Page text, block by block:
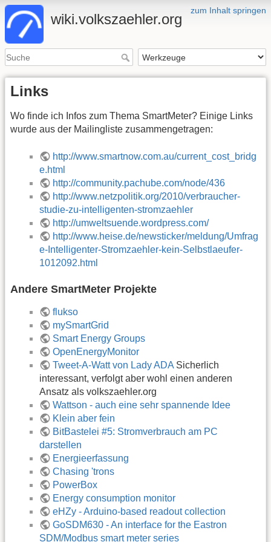
zum Inhalt springen
wiki.volkszaehler.org
Links
Wo finde ich Infos zum Thema SmartMeter? Einige Links
wurde aus der Mailingliste zusammengetragen:
http://www.smartnow.com.au/current_cost_bridg
e.html
http://community.pachube.com/node/436
http://www.netzpolitik.org/2010/verbraucher-
studie-zu-intelligenten-stromzaehler
http://umweltsuende.wordpress.com/
http://www.heise.de/newsticker/meldung/Umfrag
e-Intelligenter-Stromzaehler-kein-Selbstlaeufer-
1012092.html
Andere SmartMeter Projekte
flukso
mySmartGrid
Smart Energy Groups
OpenEnergyMonitor
Tweet-A-Watt von Lady ADA Sicherlich
interessant, verfolgt aber wohl einen anderen
Ansatz als volkszaehler.org
Wattson - auch eine sehr spannende Idee
Klein aber fein
BitBastelei #5: Stromverbrauch am PC
darstellen
Energieerfassung
Chasing 'trons
PowerBox
Energy consumption monitor
eHZy - Arduino-based readout collection
GoSDM630 - An interface for the Eastron
SDM/Modbus smart meter series